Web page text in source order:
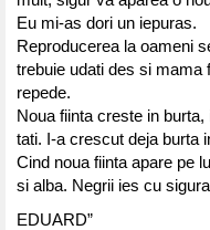
Eu mi-as dori un iepuras.
Reproducerea la oameni
trebuie udati des si mama
repede.
Noua fiinta creste in
tati. I-a crescut deja burta
Cind noua fiinta apare pe
si alba. Negrii ies cu
EDUARD”